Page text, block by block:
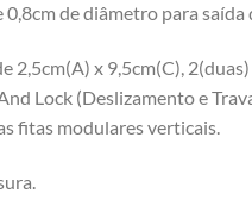
de diâmetro para saída
x 9,5cm(C),
Lock (Deslizamento e
fitas modulares verticais.